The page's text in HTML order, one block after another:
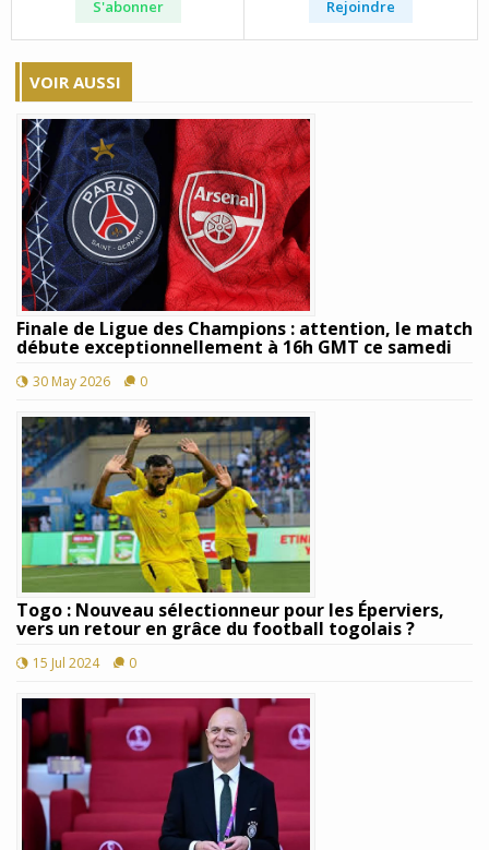
S'abonner
Rejoindre
VOIR AUSSI
Finale de Ligue des Champions : attention, le match
débute exceptionnellement à 16h GMT ce samedi
30 May 2026 0
Togo : Nouveau sélectionneur pour les Éperviers,
vers un retour en grâce du football togolais ?
15 Jul 2024 0